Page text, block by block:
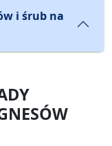
i śrub na